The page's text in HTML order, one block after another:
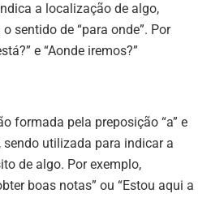
a localização de algo,
sentido de “para onde”. Por
e “Aonde iremos?”
formada pela preposição “a” e
sendo utilizada para indicar a
de algo. Por exemplo,
boas notas” ou “Estou aqui a